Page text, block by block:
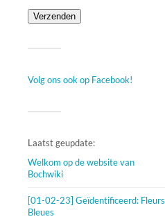
Volg ons ook op Facebook!
Laatst geupdate:
Welkom op de website van
Bochwiki
[01-02-23] Geïdentificeerd: Fleurs
Bleues